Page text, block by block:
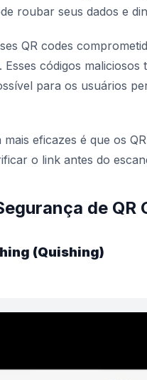
roubar seus dados e
QR codes
códigos
para os usuários
eficazes é que os
o link antes do
de QR
(Quishing)